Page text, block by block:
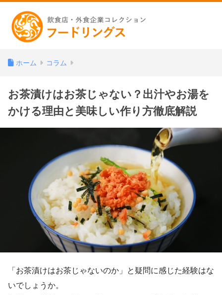
ホーム コラム
お茶漬けはお茶じゃない？出汁やお湯を
かける理由と美味しい作り方徹底解説
「お茶漬けはお茶じゃないのか」と疑問に感じた経験はな
いでしょうか。